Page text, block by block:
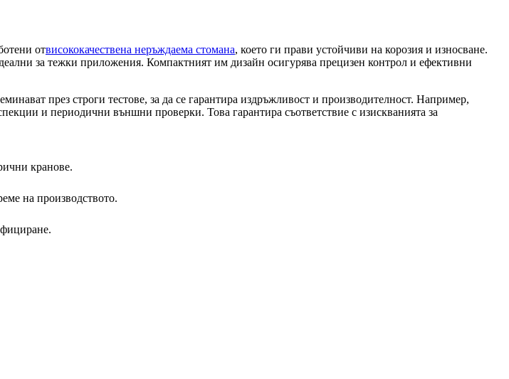
отвисококачествена неръждаема стомана, което ги прави устойчиви на корозия и износване.
за тежки приложения. Компактният им дизайн осигурява прецизен контрол и ефективни
през строги тестове, за да се гарантира издръжливост и производителност. Например,
и периодични външни проверки. Това гарантира съответствие с изискванията за
кранове.
на производството.